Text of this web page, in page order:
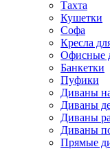
Тахта
Кушетки
Софа
Кресла
Офисные
Банкетки
Пуфики
Диваны
Диваны
Диваны
Диваны
Прямые